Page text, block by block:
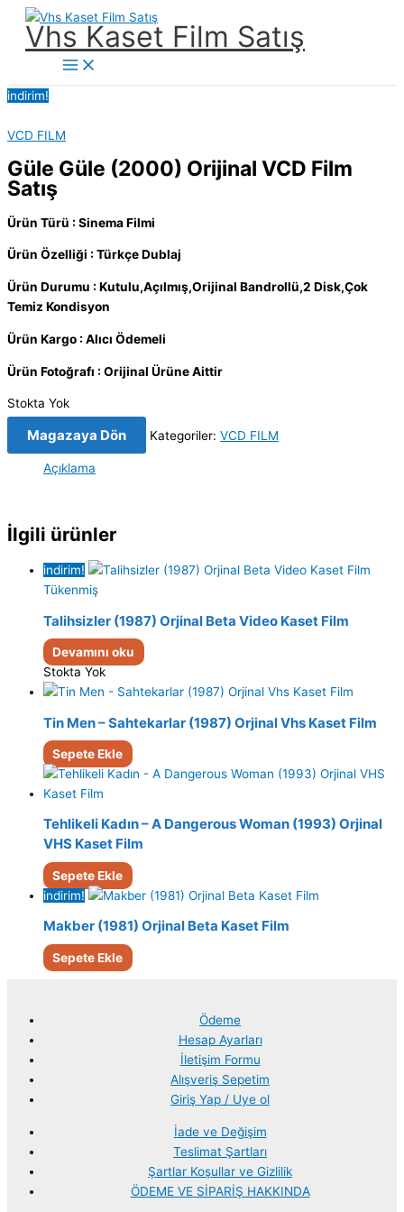
İçeriğe
Vhs Kaset Film Satış
Main
Menu
indirim!
VCD FILM
Güle Güle (2000) Orijinal VCD Film
Satış
Ürün Türü : Sinema Filmi
Ürün Özelliği : Türkçe Dublaj
Ürün Durumu : Kutulu,Açılmış,Orijinal Bandrollü,2 Disk,Çok
Temiz Kondisyon
Ürün Kargo : Alıcı Ödemeli
Ürün Fotoğrafı : Orijinal Ürüne Aittir
Stokta Yok
Magazaya Dön Kategoriler: VCD FILM
Açıklama
İlgili ürünler
indirim!
Tükenmiş
Talihsizler (1987) Orjinal Beta Video Kaset Film
Devamını oku
Stokta Yok
Tin Men – Sahtekarlar (1987) Orjinal Vhs Kaset Film
Sepete Ekle
Tehlikeli Kadın – A Dangerous Woman (1993) Orjinal
VHS Kaset Film
Sepete Ekle
indirim!
Makber (1981) Orjinal Beta Kaset Film
Sepete Ekle
Ödeme
Hesap Ayarları
İletişim Formu
Alışveriş Sepetim
Giriş Yap / Uye ol
İade ve Değişim
Teslimat Şartları
Şartlar Koşullar ve Gizlilik
ÖDEME VE SİPARİŞ HAKKINDA